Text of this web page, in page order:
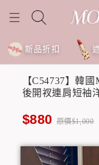
新品折扣
【C54737】韓
後開衩連肩短
$880 原價$1,000